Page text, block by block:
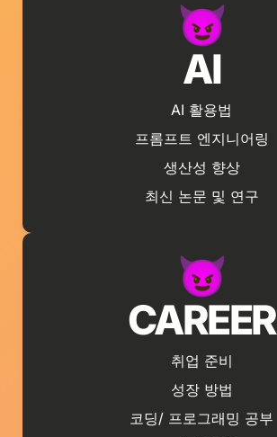
😈
AI
AI 활용법
프롬프트 엔지니어링
생산성 향상
최신 논문 및 연구
😈
CAREER
취업 준비
성장 방법
코딩/ 프로그래밍 공부